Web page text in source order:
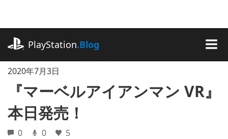
に
ッ
PlayStation.Blog
2020年7月3日
『マーベルアイアンマン VR』
本日発売！
0 0 5